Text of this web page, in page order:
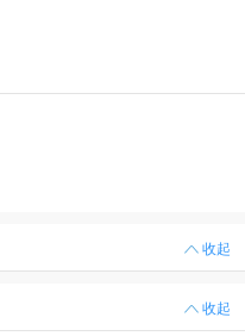
收起
收起